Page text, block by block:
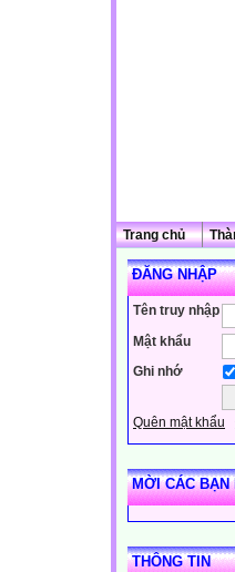
Trang chủ
ĐĂNG NHẬP
Tên truy nhập
Mật khẩu
Ghi nhớ
Quên mật khẩu
MỜI CÁC BẠN
THÔNG TIN